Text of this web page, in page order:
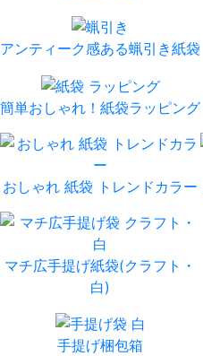
アンティーク感ある蝋引き紙袋
簡単おしゃれ！紙袋ラッピング
おしゃれ 紙袋 トレンドカラー
マチ広手提げ紙袋(クラフト・
白)
手提げ梱包箱